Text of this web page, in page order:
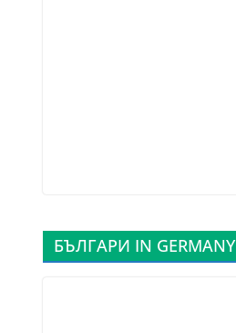
БЪЛГАРИ IN GERMANY